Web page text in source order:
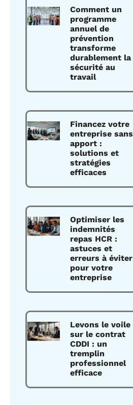
Comment un
programme
annuel de
prévention
transforme
durablement la
sécurité au
travail
Financez votre
entreprise sans
apport :
solutions et
stratégies
efficaces
Optimiser les
indemnités
repas HCR :
astuces et
erreurs à éviter
pour votre
entreprise
Levons le voile
sur le contrat
CDDI : un
tremplin
professionnel
efficace